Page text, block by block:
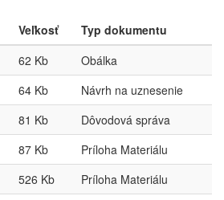
Veľkosť
Typ dokumentu
62 Kb
Obálka
64 Kb
Návrh na uznesenie
81 Kb
Dôvodová správa
87 Kb
Príloha Materiálu
526 Kb
Príloha Materiálu